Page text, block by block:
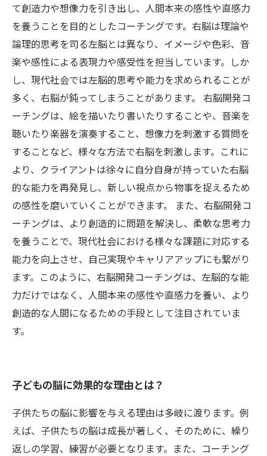
て創造力や想像力を引き出し、人間本来の感性や直感力
を養うことを目的としたコーチングです。右脳は理論や
論理的思考を司る左脳とは異なり、イメージや色彩、音
楽や感性による表現力や感受性を担当しています。しか
し、現代社会では左脳的思考や能力を求められることが
多く、右脳が鈍ってしまうことがあります。 右脳開発コ
ーチングは、絵を描いたり書いたりすることや、音楽を
聴いたり楽器を演奏すること、想像力を刺激する質問を
することなど、様々な方法で右脳を刺激します。これに
より、クライアントは徐々に自分自身が持っていた右脳
的な能力を再発見し、新しい視点から物事を捉えるため
の感性を磨いていくことができます。 また、右脳開発コ
ーチングは、より創造的に問題を解決し、柔軟な思考力
を養うことで、現代社会における様々な課題に対応する
能力を向上させ、自己実現やキャリアアップにも繋がり
ます。このように、右脳開発コーチングは、左脳的な能
力だけではなく、人間本来の感性や直感力を養い、より
創造的な人間になるための手段として注目されていま
す。
子どもの脳に効果的な理由とは？
子供たちの脳に影響を与える理由は多岐に渡ります。例
えば、子供たちの脳は成長が著しく、そのために、繰り
返しの学習、練習が必要となります。また、コーチング